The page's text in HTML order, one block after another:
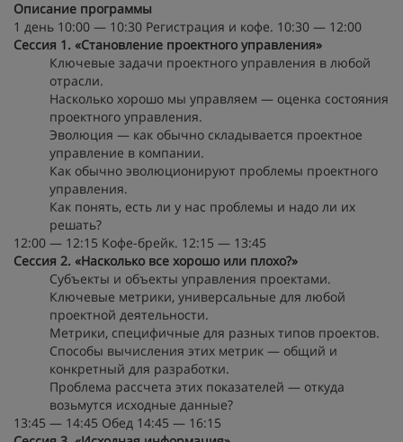
Описание программы
1 день 10:00 — 10:30 Регистрация и кофе. 10:30 — 12:00
Сессия 1. «Становление проектного управления»
Ключевые задачи проектного управления в любой
отрасли.
Насколько хорошо мы управляем — оценка состояния
проектного управления.
Эволюция — как обычно складывается проектное
управление в компании.
Как обычно эволюционируют проблемы проектного
управления.
Как понять, есть ли у нас проблемы и надо ли их
решать?
12:00 — 12:15 Кофе-брейк. 12:15 — 13:45
Сессия 2. «Насколько все хорошо или плохо?»
Субъекты и объекты управления проектами.
Ключевые метрики, универсальные для любой
проектной деятельности.
Метрики, специфичные для разных типов проектов.
Способы вычисления этих метрик — общий и
конкретный для разработки.
Проблема рассчета этих показателей — откуда
возьмутся исходные данные?
13:45 — 14:45 Обед 14:45 — 16:15